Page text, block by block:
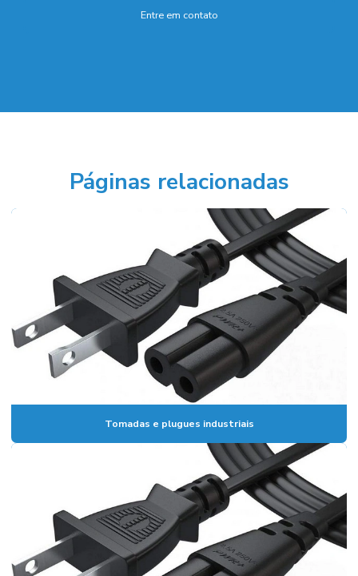
Entre em contato
Páginas relacionadas
Tomadas e plugues industriais